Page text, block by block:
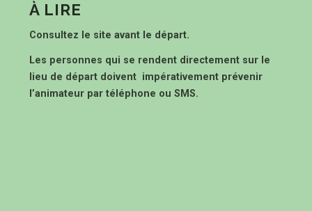
À LIRE
Consultez le site avant le départ.
Les personnes qui se rendent directement sur le
lieu de départ doivent impérativement prévenir
l’animateur par téléphone ou SMS.